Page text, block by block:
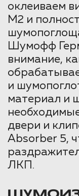
оклеиваем
М2 и
Шумофф
внимание,
и
материал и
двери и
Absorber 5,
ЛКП.